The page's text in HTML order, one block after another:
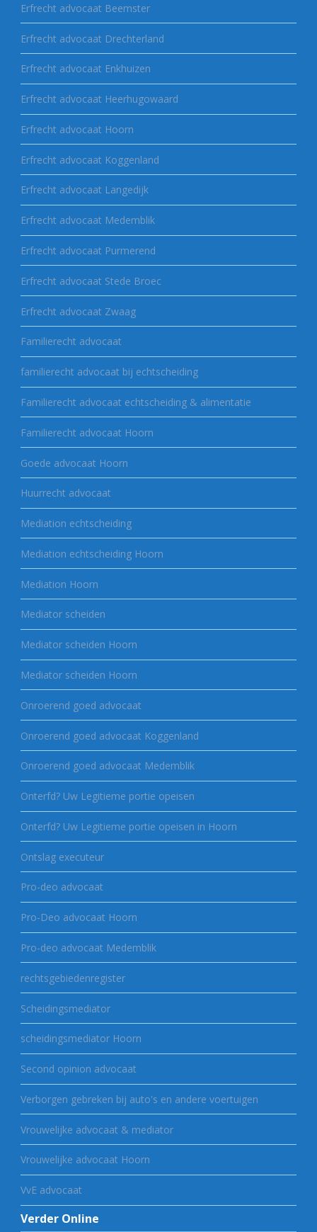
Erfrecht advocaat Beemster
Erfrecht advocaat Drechterland
Erfrecht advocaat Enkhuizen
Erfrecht advocaat Heerhugowaard
Erfrecht advocaat Hoorn
Erfrecht advocaat Koggenland
Erfrecht advocaat Langedijk
Erfrecht advocaat Medemblik
Erfrecht advocaat Purmerend
Erfrecht advocaat Stede Broec
Erfrecht advocaat Zwaag
Familierecht advocaat
familierecht advocaat bij echtscheiding
Familierecht advocaat echtscheiding & alimentatie
Familierecht advocaat Hoorn
Goede advocaat Hoorn
Huurrecht advocaat
Mediation echtscheiding
Mediation echtscheiding Hoorn
Mediation Hoorn
Mediator scheiden
Mediator scheiden Hoorn
Mediator scheiden Hoorn
Onroerend goed advocaat
Onroerend goed advocaat Koggenland
Onroerend goed advocaat Medemblik
Onterfd? Uw Legitieme portie opeisen
Onterfd? Uw Legitieme portie opeisen in Hoorn
Ontslag executeur
Pro-deo advocaat
Pro-Deo advocaat Hoorn
Pro-deo advocaat Medemblik
rechtsgebiedenregister
Scheidingsmediator
scheidingsmediator Hoorn
Second opinion advocaat
Verborgen gebreken bij auto's en andere voertuigen
Vrouwelijke advocaat & mediator
Vrouwelijke advocaat Hoorn
VvE advocaat
Verder Online